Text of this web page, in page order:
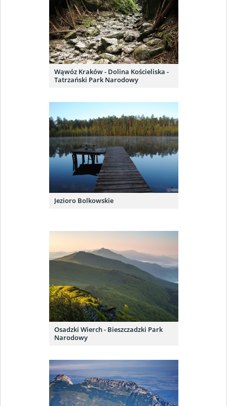
Wąwóz Kraków - Dolina Kościeliska -
Tatrzański Park Narodowy
Jezioro Bolkowskie
Osadzki Wierch - Bieszczadzki Park
Narodowy